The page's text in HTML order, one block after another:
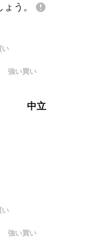
う。
い
強い買い
中立
い
強い買い